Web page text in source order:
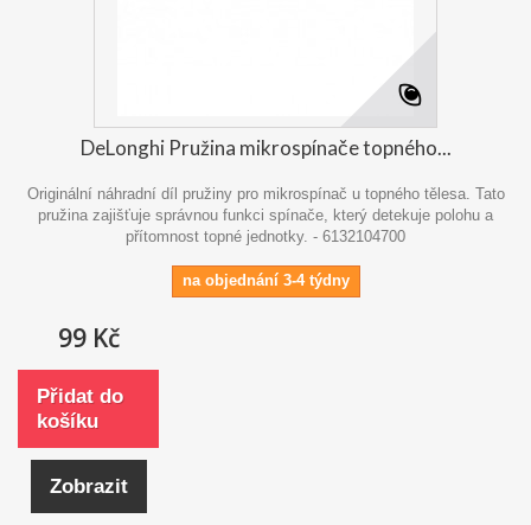
DeLonghi Pružina mikrospínače topného...
Originální náhradní díl pružiny pro mikrospínač u topného tělesa. Tato
pružina zajišťuje správnou funkci spínače, který detekuje polohu a
přítomnost topné jednotky. - 6132104700
na objednání 3-4 týdny
99 Kč
Přidat do
košíku
Zobrazit